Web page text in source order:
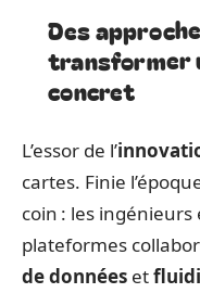
Des
transformer
concret
L’essor de l’
cartes. Finie
coin : les
plateformes
de données et